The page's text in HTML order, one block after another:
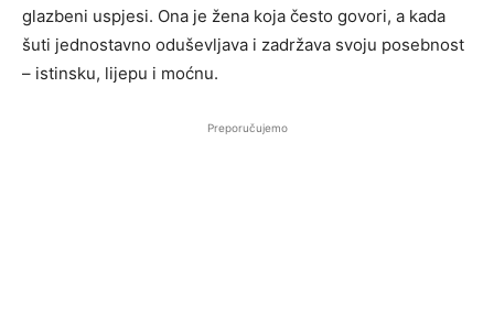
glazbeni uspjesi. Ona je žena koja često govori, a kada
šuti jednostavno oduševljava i zadržava svoju posebnost
– istinsku, lijepu i moćnu.
Preporučujemo